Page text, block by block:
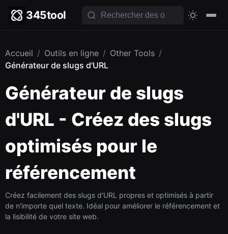
345tool
Accueil / Outils en ligne / Other Tools /
Générateur de slugs d'URL
Générateur de slugs
d'URL - Créez des slugs
optimisés pour le
référencement
Créez facilement des slugs d'URL propres et optimisés à partir
de n'importe quel texte. Idéal pour améliorer le référencement et
la lisibilité de votre site web.